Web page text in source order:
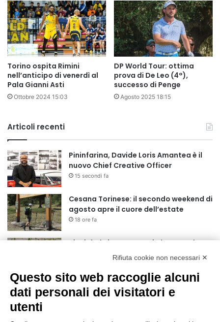
Torino ospita Rimini
nell’anticipo di venerdì al
Pala Gianni Asti
Ottobre 2024 15:03
DP World Tour: ottima
prova di De Leo (4°),
successo di Penge
Agosto 2025 18:15
Articoli recenti
Pininfarina, Davide Loris Amantea è il
nuovo Chief Creative Officer
15 secondi fa
Cesana Torinese: il secondo weekend di
agosto apre il cuore dell’estate
18 ore fa
Siccità: Il Piemonte avvia le procedure
per la richiesta dello stato di calamità
19 ore fa
Reale Mutua, ecco il programma del
Rifiuta cookie non necessari ✕
Questo sito web raccoglie alcuni
dati personali dei visitatori e
utenti